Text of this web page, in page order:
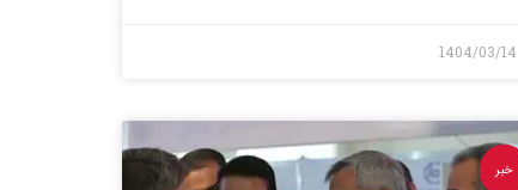
1404/03/14
خبر